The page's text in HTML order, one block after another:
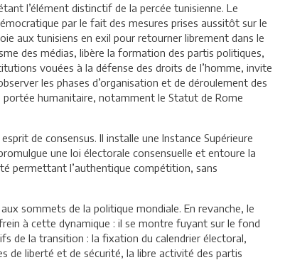
l’élément distinctif de la percée tunisienne. Le
par le fait des mesures prises aussitôt sur le
aux tunisiens en exil pour retourner librement dans le
des médias, libère la formation des partis politiques,
vouées à la défense des droits de l’homme, invite
les phases d’organisation et de déroulement des
humanitaire, notamment le Statut de Rome
de consensus. Il installe une Instance Supérieure
une loi électorale consensuelle et entoure la
permettant l’authentique compétition, sans
sommets de la politique mondiale. En revanche, le
à cette dynamique : il se montre fuyant sur le fond
de la transition : la fixation du calendrier électoral,
de liberté et de sécurité, la libre activité des partis